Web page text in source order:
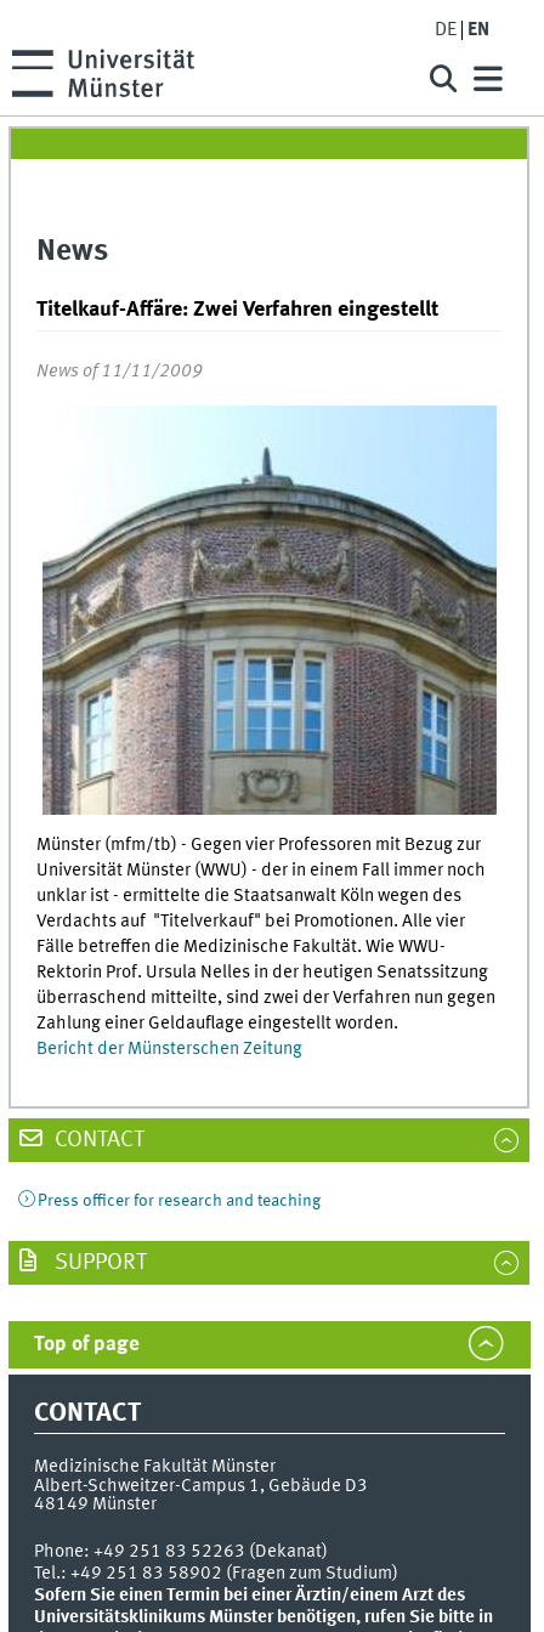
DE EN
News
Titelkauf-Affäre: Zwei Verfahren eingestellt
News of 11/11/2009
Münster (mfm/tb) - Gegen vier Professoren mit Bezug zur
Universität Münster (WWU) - der in einem Fall immer noch
unklar ist - ermittelte die Staatsanwalt Köln wegen des
Verdachts auf "Titelverkauf" bei Promotionen. Alle vier
Fälle betreffen die Medizinische Fakultät. Wie WWU-
Rektorin Prof. Ursula Nelles in der heutigen Senatssitzung
überraschend mitteilte, sind zwei der Verfahren nun gegen
Zahlung einer Geldauflage eingestellt worden.
Bericht der Münsterschen Zeitung
CONTACT
Press officer for research and teaching
SUPPORT
Top of page
CONTACT
Medizinische Fakultät Münster
Albert-Schweitzer-Campus 1, Gebäude D3
48149 Münster
Phone:+49 251 83 52263 (Dekanat)
Tel.: +49 251 83 58902 (Fragen zum Studium)
Sofern Sie einen Termin bei einer Ärztin/einem Arzt des
Universitätsklinikums Münster benötigen, rufen Sie bitte in